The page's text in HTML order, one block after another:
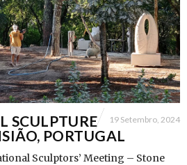
SCULPTURE
PORTUGAL
19 Setembro, 2024
Sculptors’ Meeting – Stone